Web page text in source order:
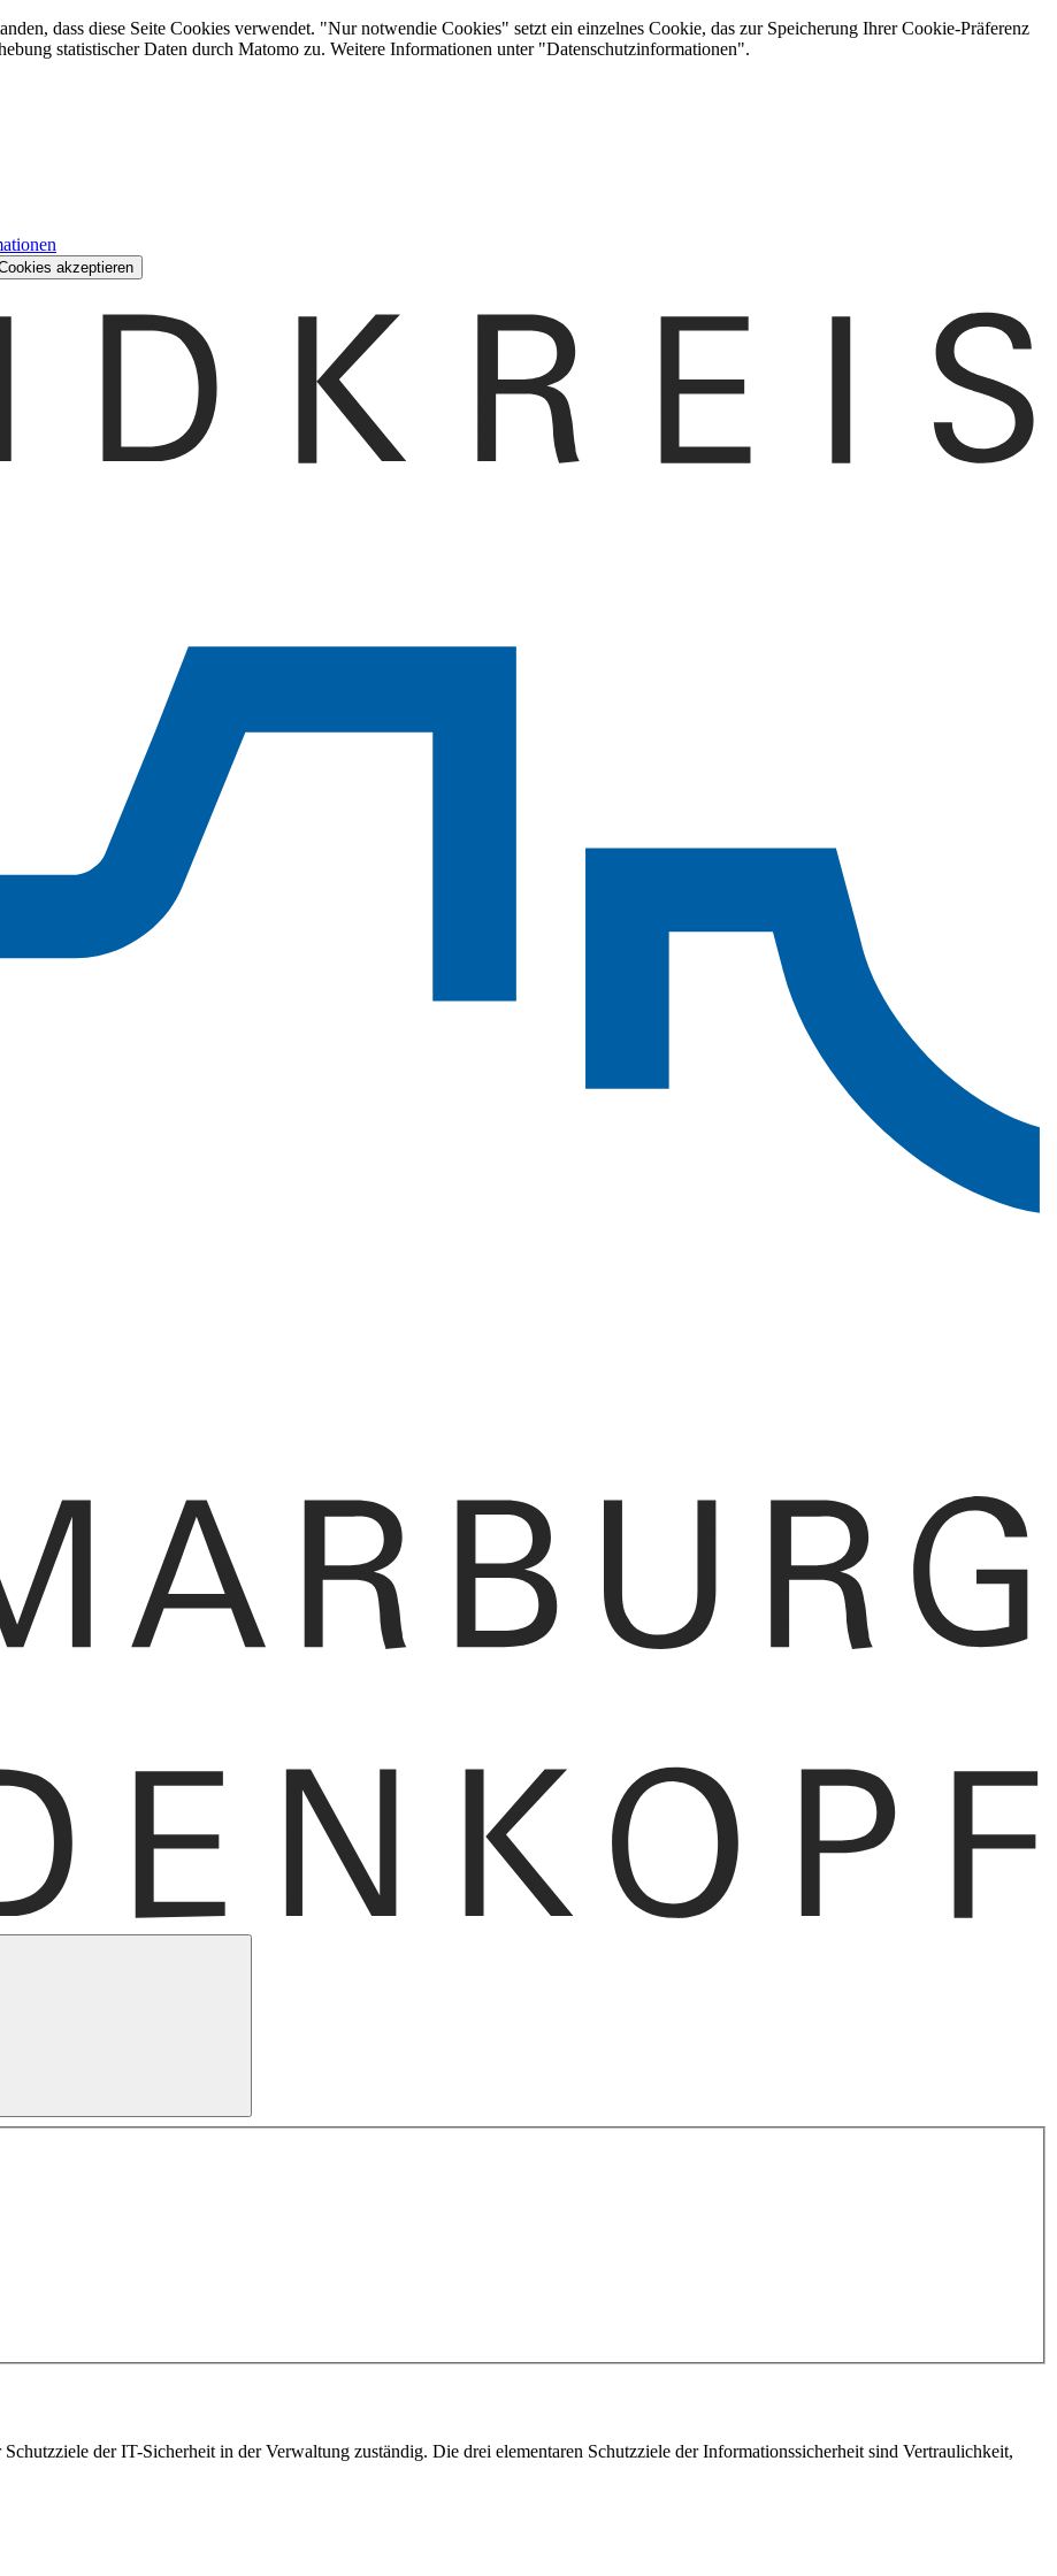
dass diese Seite Cookies verwendet. "Nur notwendie Cookies" setzt ein einzelnes Cookie, das zur Speicherung Ihrer Cookie-Präferenz
statistischer Daten durch Matomo zu. Weitere Informationen unter "Datenschutzinformationen".
akzeptieren
der IT-Sicherheit in der Verwaltung zuständig. Die drei elementaren Schutzziele der Informationssicherheit sind Vertraulichkeit,